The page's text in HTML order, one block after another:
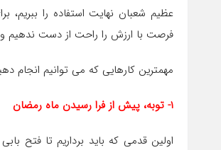
عظیم شعبان نهایت استفاده را ببریم،
فرصت با ارزش را راحت از دست ندهیم
مهمترین کارهایی که می توانیم انجام
۱- توبه، پیش از فرا رسیدن ماه رمضان
اولین قدمی که باید برداریم تا فتح